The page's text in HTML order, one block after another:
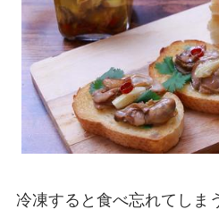
冷凍すると食べ忘れてしま